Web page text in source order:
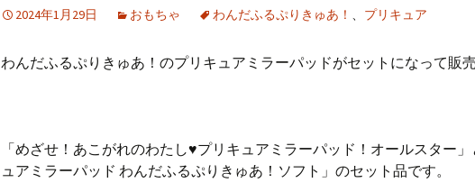
2024年1月29日 おもちゃ わんだふるぷりきゅあ！ 、 プリキュア
わんだふるぷりきゅあ！のプリキュアミラーパッドがセットになって販
「めざせ！あこがれのわたし♥プリキュアミラーパッド！オールスター
ュアミラーパッド わんだふるぷりきゅあ！ソフト」のセット品です。